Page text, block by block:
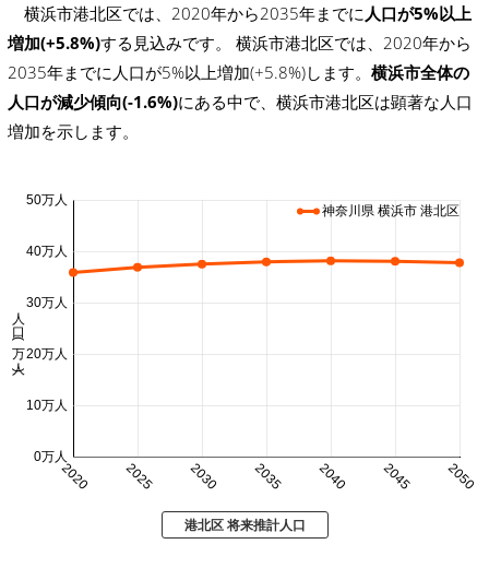
横浜市港北区では、2020年から2035年までに 人口が5%以上
増加(+5.8%)する見込みです。 横浜市港北区では、2020年から
2035年までに人口が5%以上増加(+5.8%)します。 横浜市全体の
人口が減少傾向(-1.6%)にある中で、横浜市港北区は顕著な人口
増加を示します。
2020 2025 2030 2035 2040 2045 2050
0万人
10万人
20万人
30万人
40万人
50万人
人口 (万人)
神奈川県 横浜市 港北区
港北区 将来推計人口